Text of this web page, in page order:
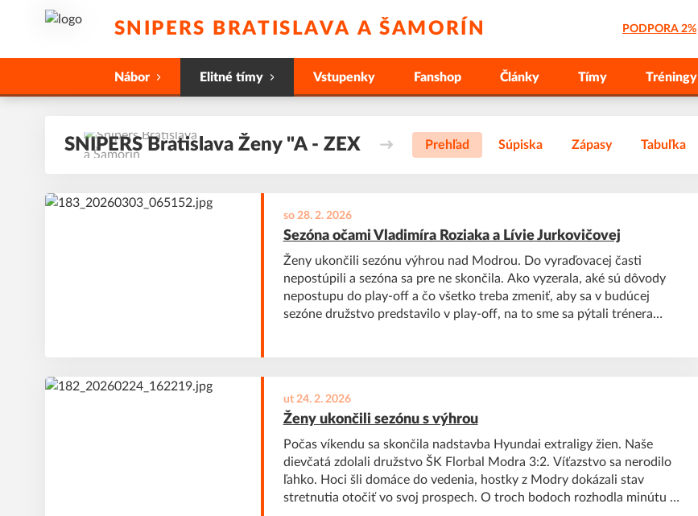
SNIPERS BRATISLAVA A ŠAMORÍN PODPORA 2%
Nábor Elitné tímy Vstupenky Fanshop Články Tímy Tréningy
SNIPERS Bratislava Ženy "A - ZEX Prehľad Súpiska Zápasy Tabuľka
so 28. 2. 2026
Sezóna očami Vladimíra Roziaka a Lívie Jurkovičovej
Ženy ukončili sezónu výhrou nad Modrou. Do vyraďovacej časti
nepostúpili a sezóna sa pre ne skončila. Ako vyzerala, aké sú dôvody
nepostupu do play-off a čo všetko treba zmeniť, aby sa v budúcej
sezóne družstvo predstavilo v play-off, na to sme sa pýtali trénera
ut 24. 2. 2026
Ženy ukončili sezónu s výhrou
Počas víkendu sa skončila nadstavba Hyundai extraligy žien. Naše
dievčatá zdolali družstvo ŠK Florbal Modra 3:2. Víťazstvo sa nerodilo
ľahko. Hoci šli domáce do vedenia, hostky z Modry dokázali stav
stretnutia otočiť vo svoj prospech. O troch bodoch rozhodla minútu a